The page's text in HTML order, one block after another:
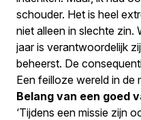
schouder. Het is heel
niet alleen in slechte zin.
jaar is verantwoordelijk
beheerst. De
Een feilloze wereld in de
Belang van een goed
‘Tijdens een missie zijn